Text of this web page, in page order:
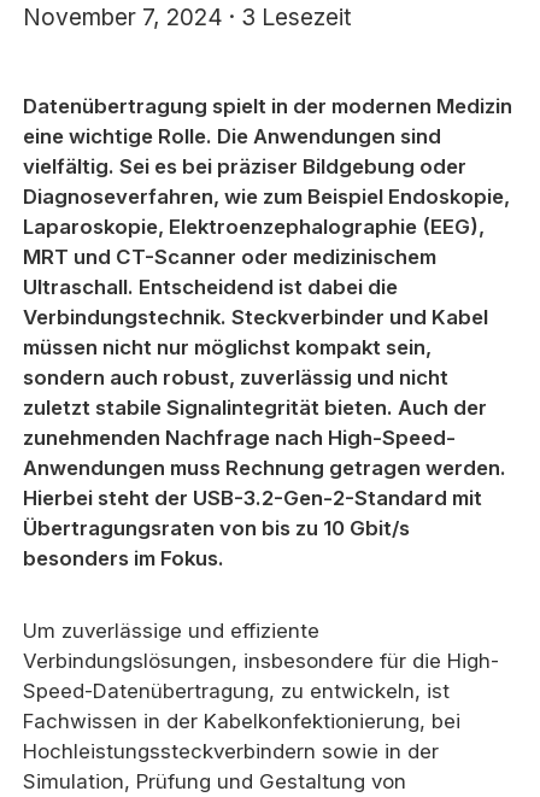
November 7, 2024 · 3 Lesezeit
Datenübertragung spielt in der modernen Medizin
eine wichtige Rolle. Die Anwendungen sind
vielfältig. Sei es bei präziser Bildgebung oder
Diagnoseverfahren, wie zum Beispiel Endoskopie,
Laparoskopie, Elektroenzephalographie (EEG),
MRT und CT-Scanner oder medizinischem
Ultraschall. Entscheidend ist dabei die
Verbindungstechnik. Steckverbinder und Kabel
müssen nicht nur möglichst kompakt sein,
sondern auch robust, zuverlässig und nicht
zuletzt stabile Signalintegrität bieten. Auch der
zunehmenden Nachfrage nach High-Speed-
Anwendungen muss Rechnung getragen werden.
Hierbei steht der USB-3.2-Gen-2-Standard mit
Übertragungsraten von bis zu 10 Gbit/s
besonders im Fokus.
Um zuverlässige und effiziente
Verbindungslösungen, insbesondere für die High-
Speed-Datenübertragung, zu entwickeln, ist
Fachwissen in der Kabelkonfektionierung, bei
Hochleistungssteckverbindern sowie in der
Simulation, Prüfung und Gestaltung von